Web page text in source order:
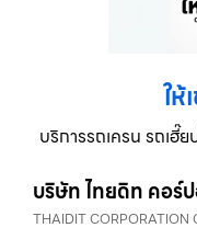
ให้
บริการรถเครน รถเฮี๊
บริษัท ไทยดิท คอร์
THAIDIT CORPORATION